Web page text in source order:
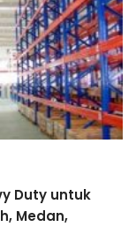
Duty untuk
Medan,